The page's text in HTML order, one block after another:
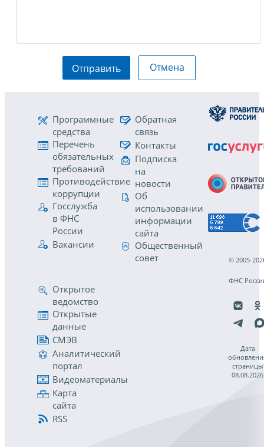
Отправить Отмена
Программные
средства
Перечень
обязательных
требований
Противодействие
коррупции
Госслужба
в ФНС
России
Вакансии
Обратная
связь
Контакты
Подписка
на
новости
Об
использовании
информации
сайта
Общественный
совет
Открытое
ведомство
Открытые
данные
СМЭВ
Аналитический
портал
Видеоматериалы
Карта
сайта
RSS
© 2005-
ФНС
Дата
страницы
08.08.2026